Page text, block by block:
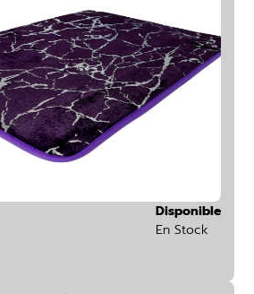
Disponible
En Stock